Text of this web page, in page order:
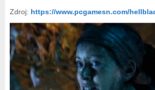
Zdroj: https://www.pcgamesn.com/